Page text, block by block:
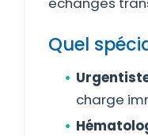
Quel
charge